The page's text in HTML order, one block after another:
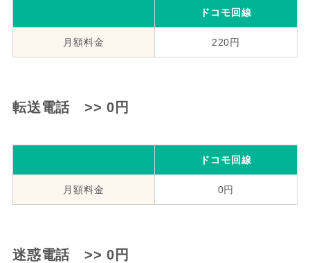
ドコモ回線
月額料金 220円
転送電話 >> 0円
ドコモ回線
月額料金 0円
迷惑電話 >> 0円